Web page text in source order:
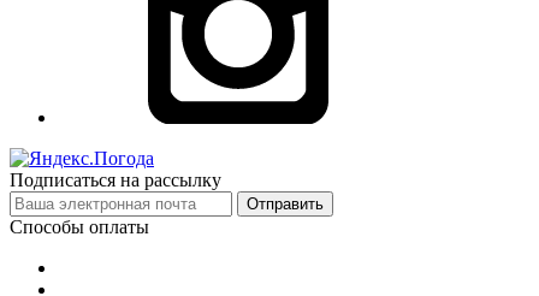
Подписаться на рассылку
Отправить
Способы оплаты